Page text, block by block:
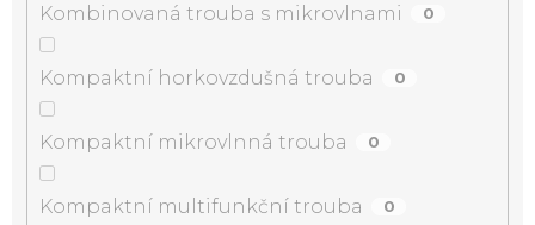
Kombinovaná trouba s mikrovlnami 0
Kompaktní horkovzdušná trouba 0
Kompaktní mikrovlnná trouba 0
Kompaktní multifunkční trouba 0